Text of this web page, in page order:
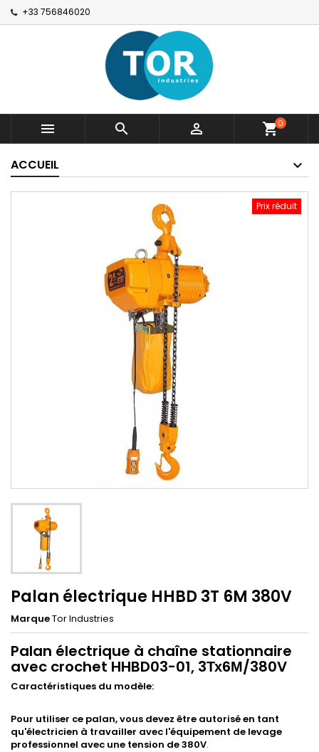
+33 756846020
   shopping_cart0
ACCUEIL
Prix réduit
Palan électrique HHBD 3T 6M 380V
MarqueTor Industries
Palan électrique à chaîne stationnaire
avec crochet HHBD03-01, 3Тх6М/380V
Caractéristiques du modèle:
Pour utiliser ce palan, vous devez être autorisé en tant
qu'électricien à travailler avec l'équipement de levage
professionnel avec une tension de 380V.